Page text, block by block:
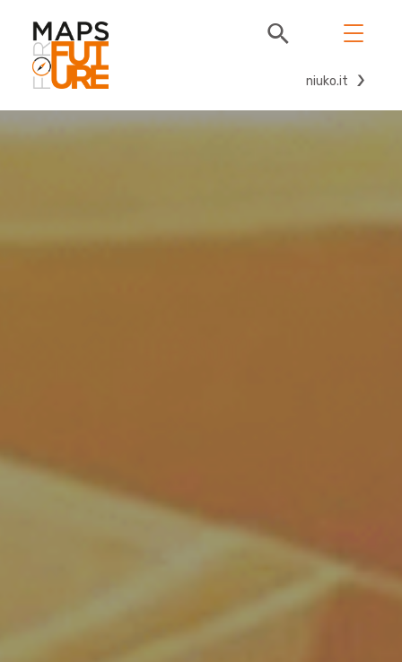
niuko.it